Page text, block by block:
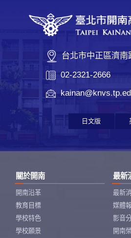
台北市中正區濟南
02-2321-2666
日文版
關於開南
開南沿革
教育目標
學校特色
學校願景
最新
最新
媒體
影音
開南